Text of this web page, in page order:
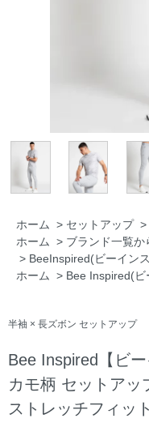
ホーム > セットアップ >
ホーム > ブランド一覧か
> BeeInspired(ビーイン
ホーム > Bee Inspired(ビ
半袖 × 長ズボン セットアップ
Bee Inspired【ビ
カモ柄 セットアッ
ストレッチフィッ